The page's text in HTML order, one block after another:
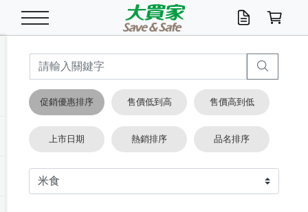
米/五穀/濃湯 米/糙米
五穀/南北貨
湯類/湯塊
油/調味料
食用油
醬油.油膏.蠔油
泡麵 / 麵條
包麵
碗麵/義大利麵
麵條/快煮麵/米粉
魚罐
醬菜/玉米罐
休閒零嘴 初一十五拜拜懶
零嘴
堅果/海苔
美味餅乾
餅乾
糕餅/點心
糖果/巧克力
糖果/蜜餞/果凍
巧克力
茶飲料
果汁咖啡
碳酸/礦泉水
養生保健/常備品 雞精/飲品
機能保健
奶粉/穀麥片
奶粉
麥片/玉米片
沖調穀粉/隨手包
特色茶品
綠茶
紅茶
奶茶/花草茶
即溶咖啡
咖啡豆/粉/濾掛
可可/糖/奶精
沐浴乳香皂 沐浴乳
香皂/洗手乳
美髮造型
洗髮/護髮
造型髮品
口腔清潔
牙 刷
牙膏/漱口水
潔顏產品
卸妝/粉刺調理
臉部保養
面/眼膜
鍋具/飲水/廚房 鍋具/餐具
保鮮/微波
掃除用具/照明/五金
掃除/清潔用具
洗衣/曬衣用具
電池/延長線
傢飾/收納/衛浴
寢具/家具
收納用品
衛浴/毛巾
寵物食品
寵物清潔/百貨
衛生紙/濕巾 抽取衛生紙/濕巾
廚房紙巾/平版/
箱購免運區
衣物清潔
洗衣精
洗衣粉/皂
漂白水/柔軟精
居家清潔
廚房/餐具清潔
浴廁/水管清潔
居家清潔/除濕芳
衛生棉
箱購免運區
嬰兒尿布
成人紙尿褲
廚房家電 料理鍋具
烤箱/微波/電磁爐
快煮壺/烘碗機
季節家電
除濕/清淨機
風扇/防蚊家電
生活家電
除塵家電
美容家電
電腦周邊
數位週邊
手機/平板周邊
文具/辦公用品 文具用品
辦公文具/收納
玩具/擺設小物
汽機車百貨
機車/腳踏車百貨
汽車百貨
休閒/運動
戶外/休閒用品
健身/按摩/瑜珈
測量/護具/其他
服飾內著
配件
男/女/機能包
冷凍免運 生鮮食品
調理食品
箱購免運
食品免運
清潔用品免運
居家/汽百用品
主題專區
季節活動
店長推薦
這夏不怕熱
促銷優惠排序 售價低到高 售價高到低
上市日期 熱銷排序 品名排序